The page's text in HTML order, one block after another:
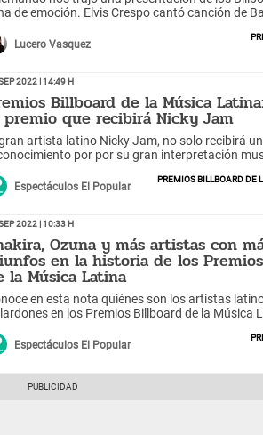
de emoción. Elvis Crespo cantó canción de
Lucero Vasquez
2022 | 14:49 h
Billboard de la Música
que recibirá Nicky Jam
artista latino Nicky Jam, no solo recibirá un
por por su gran interpretación
y empresario.
Espectáculos El Popular
Premios Billboard de
2022 | 10:33 h
Ozuna y más artistas con
en la historia de los
la Música Latina
en esta nota quiénes son los artistas
en los Premios Billboard de la Música
Espectáculos El Popular